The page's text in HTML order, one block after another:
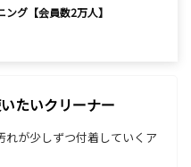
ング【会員数2万人】
たいクリーナー
が少しずつ付着していくア